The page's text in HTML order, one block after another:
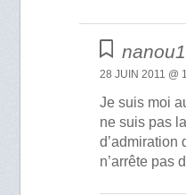
nanou1
28 JUIN 2011 @
Je suis moi
ne suis pas
d’admiration
n’arrête pas